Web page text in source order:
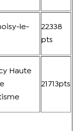
le-
22338
pts
Haute
21713pts